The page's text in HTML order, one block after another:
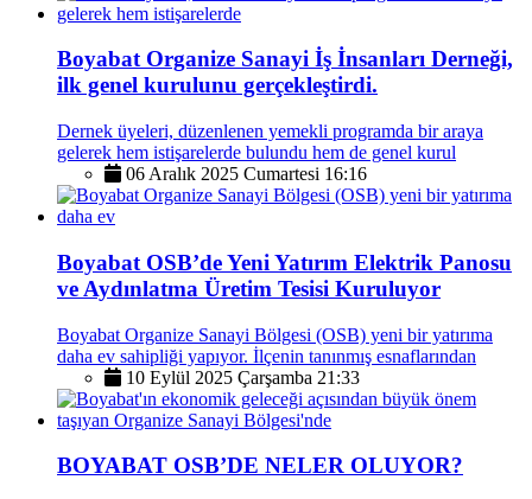
Boyabat Organize Sanayi İş İnsanları Derneği,
ilk genel kurulunu gerçekleştirdi.
Dernek üyeleri, düzenlenen yemekli programda bir araya
gelerek hem istişarelerde bulundu hem de genel kurul
06 Aralık 2025 Cumartesi 16:16
Boyabat OSB’de Yeni Yatırım Elektrik Panosu
ve Aydınlatma Üretim Tesisi Kuruluyor
Boyabat Organize Sanayi Bölgesi (OSB) yeni bir yatırıma
daha ev sahipliği yapıyor. İlçenin tanınmış esnaflarından
10 Eylül 2025 Çarşamba 21:33
BOYABAT OSB’DE NELER OLUYOR?